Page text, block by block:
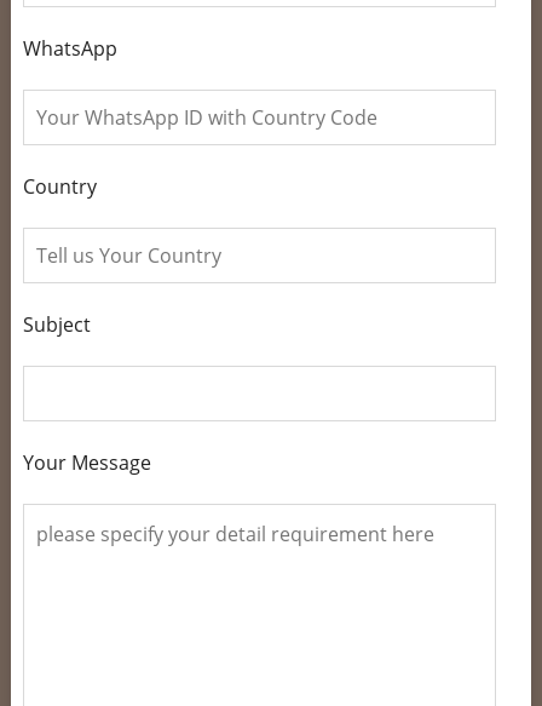
WhatsApp
Country
Subject
Your Message